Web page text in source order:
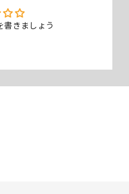
用
書きましょう